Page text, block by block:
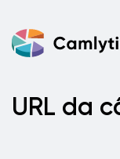
URL da